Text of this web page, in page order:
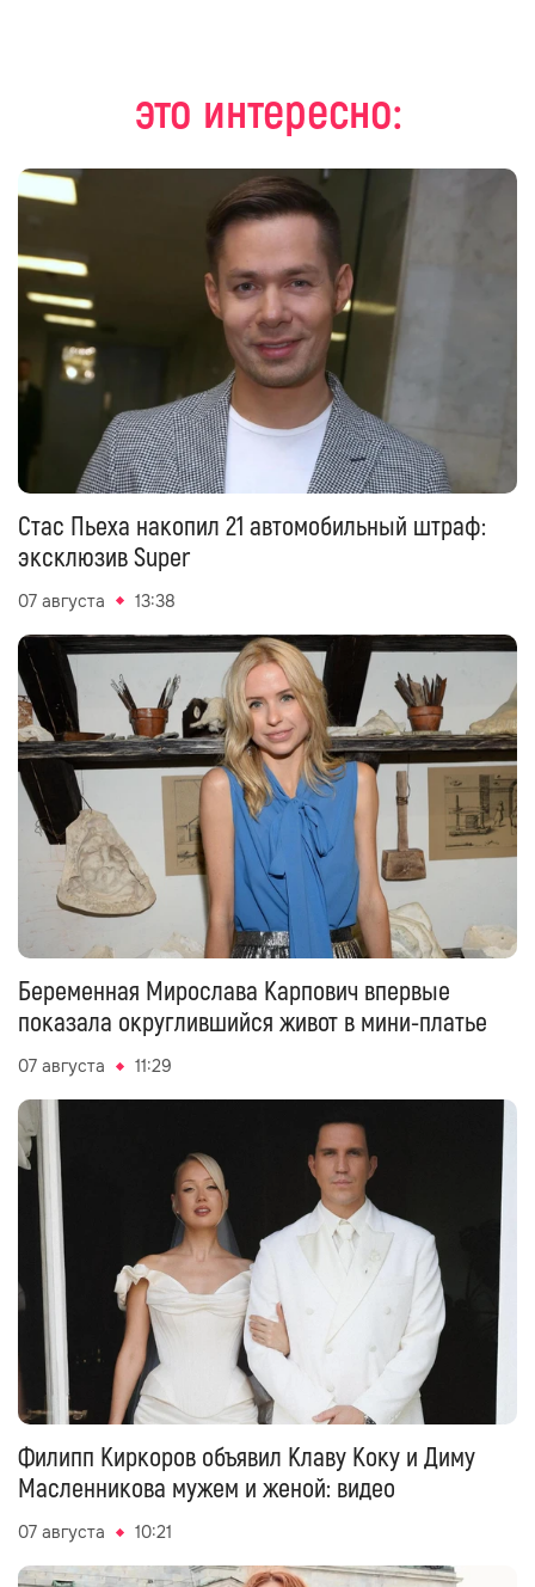
это интересно:
Стас Пьеха накопил 21 автомобильный штраф:
эксклюзив Super
07 августа 13:38
Беременная Мирослава Карпович впервые
показала округлившийся живот в мини-платье
07 августа 11:29
Филипп Киркоров объявил Клаву Коку и Диму
Масленникова мужем и женой: видео
07 августа 10:21